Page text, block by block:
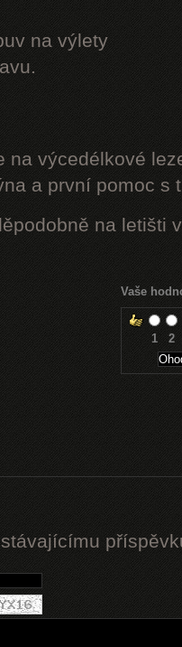
na výlety
na výcedélkové
a první pomoc s
na letišti
Vaše
1 2